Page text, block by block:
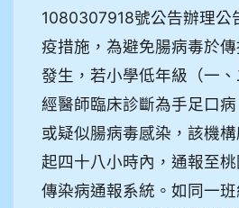
1080307918號公告辦理公
疫措施，為避免腸病毒於
發生，若小學低年級（一
經醫師臨床診斷為手足口
或疑似腸病毒感染，該機
起四十八小時內，通報至
傳染病通報系統。如同一